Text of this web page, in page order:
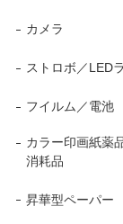
カメラ
ストロボ／LED
フイルム／電池
カラー印画紙薬
消耗品
昇華型ペーパー